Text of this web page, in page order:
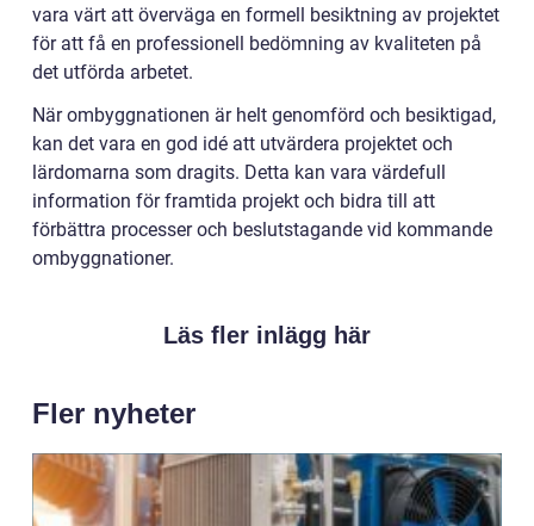
vara värt att överväga en formell besiktning av projektet
för att få en professionell bedömning av kvaliteten på
det utförda arbetet.
När ombyggnationen är helt genomförd och besiktigad,
kan det vara en god idé att utvärdera projektet och
lärdomarna som dragits. Detta kan vara värdefull
information för framtida projekt och bidra till att
förbättra processer och beslutstagande vid kommande
ombyggnationer.
Läs fler inlägg här
Fler nyheter